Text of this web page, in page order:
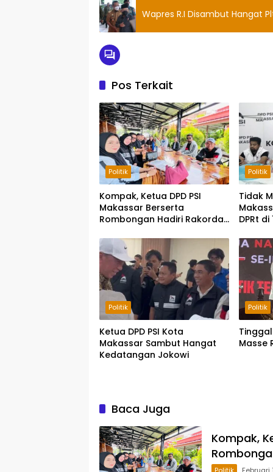
Wapres R.I Disambut Hangat
Pos Terkait
Politik
Kompak, Ketua DPD PSI
Makassar Berserta
Rombongan Hadiri Rakorda
Politik
Tidak
DPRt
Politik
Ketua DPD PSI Kota
Makassar Sambut Hangat
Kedatangan Jokowi
Politik
Masse
Baca Juga
Kompak,